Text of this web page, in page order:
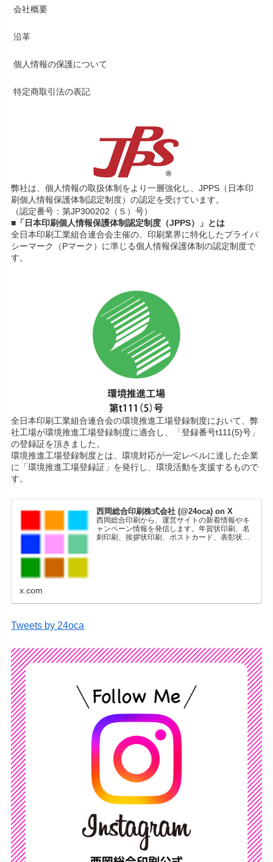
会社概要
沿革
個人情報の保護について
特定商取引法の表記
弊社は、個人情報の取扱体制をより一層強化し、JPPS（日本印
刷個人情報保護体制認定制度）の認定を受けています。
（認定番号：第JP300202（５）号）
■「日本印刷個人情報保護体制認定制度（JPPS）」とは
全日本印刷工業組合連合会主催の、印刷業界に特化したプライバ
シーマーク（Pマーク）に準じる個人情報保護体制の認定制度で
す。
全日本印刷工業組合連合会の環境推進工場登録制度において、弊
社工場が環境推進工場登録制度に適合し、「登録番号t111(5)号」
の登録証を頂きました。
環境推進工場登録制度とは、環境対応が一定レベルに達した企業
に「環境推進工場登録証」を発行し、環境活動を支援するもので
す。
西岡総合印刷株式会社 (@24oca) on X
西岡総合印刷から、運営サイトの新着情報やキ
ャンペーン情報を発信します。年賀状印刷、名
刺印刷、挨拶状印刷、ポストカード、表彰状印
x.com
Tweets by 24oca